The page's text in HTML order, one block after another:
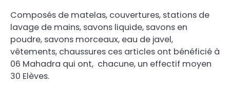
Composés de matelas, couvertures, stations de
lavage de mains, savons liquide, savons en
poudre, savons morceaux, eau de javel,
vêtements, chaussures ces articles ont bénéficié à
06 Mahadra qui ont, chacune, un effectif moyen
30 Elèves.